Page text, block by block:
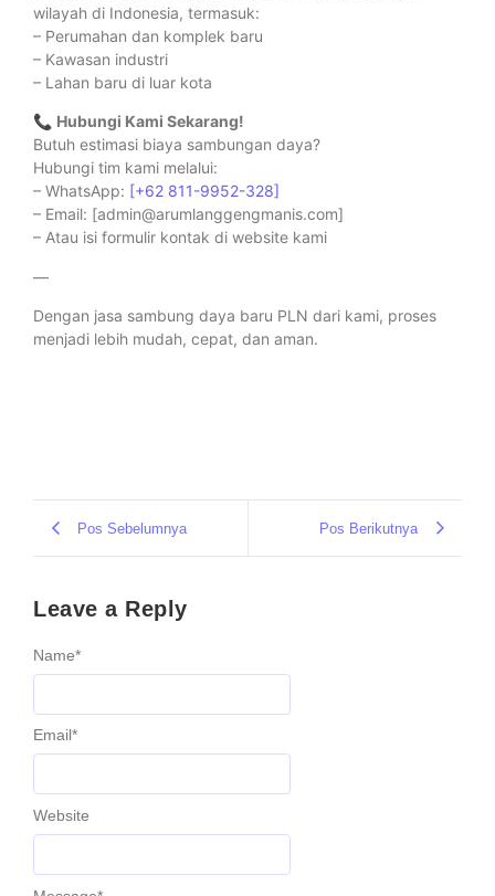
wilayah di Indonesia, termasuk:
– Perumahan dan komplek baru
– Kawasan industri
– Lahan baru di luar kota
📞 Hubungi Kami Sekarang!
Butuh estimasi biaya sambungan daya?
Hubungi tim kami melalui:
– WhatsApp: [+62 811-9952-328]
– Email: [admin@arumlanggengmanis.com]
– Atau isi formulir kontak di website kami
—
Dengan jasa sambung daya baru PLN dari kami, proses
menjadi lebih mudah, cepat, dan aman.
Pos Sebelumnya Pos Berikutnya
Leave a Reply
Name*
Email*
Website